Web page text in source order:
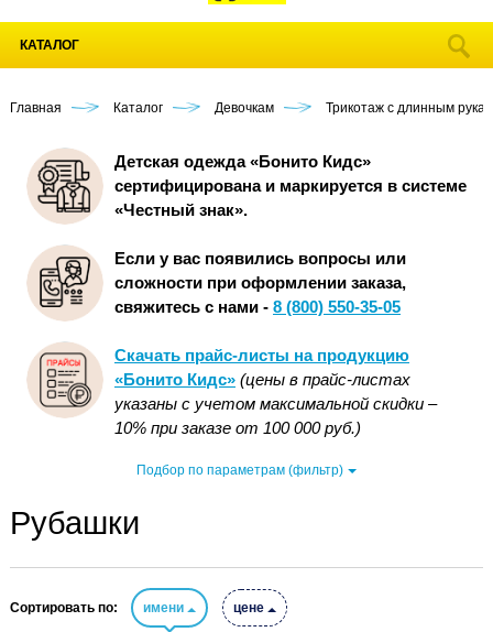
КАТАЛОГ
Главная Каталог Девочкам Трикотаж с длинным
Детская одежда «Бонито Кидс»
сертифицирована и маркируется в системе
«Честный знак».
Если у вас появились вопросы или
сложности при оформлении заказа,
свяжитесь с нами - 8 (800) 550-35-05
Скачать прайс-листы на продукцию
«Бонито Кидс» (цены в прайс-листах
указаны с учетом максимальной скидки –
10% при заказе от 100 000 руб.)
Подбор по параметрам (фильтр)
Рубашки
Сортировать по: имени цене